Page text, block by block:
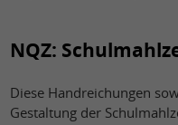
NQZ:
Diese Handreichungen
Gestaltung der